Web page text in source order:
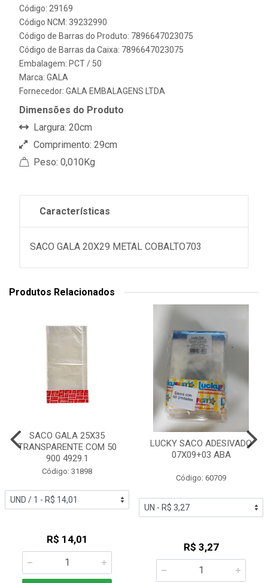
Código: 29169
Código NCM: 39232990
Código de Barras do Produto: 7896647023075
Código de Barras da Caixa: 7896647023075
Embalagem: PCT / 50
Marca: GALA
Fornecedor: GALA EMBALAGENS LTDA
Dimensões do Produto
Largura: 20cm
Comprimento: 29cm
Peso: 0,010Kg
Características
SACO GALA 20X29 METAL COBALTO703
Produtos Relacionados
SACO GALA 25X35
TRANSPARENTE COM 50
900 4929.1
Código: 31898
R$ 14,01
LUCKY SACO ADESIVADO
07X09+03 ABA
Código: 60709
R$ 3,27